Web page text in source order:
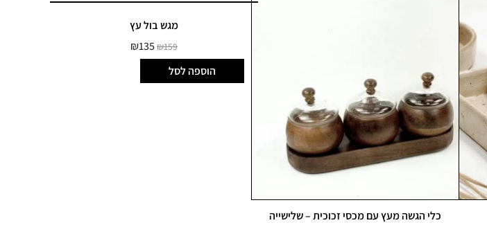
כלי הגשה מעץ עם מכסי זכוכית – שלישייה
מגש בול עץ
₪159
₪135
הוספה לסל